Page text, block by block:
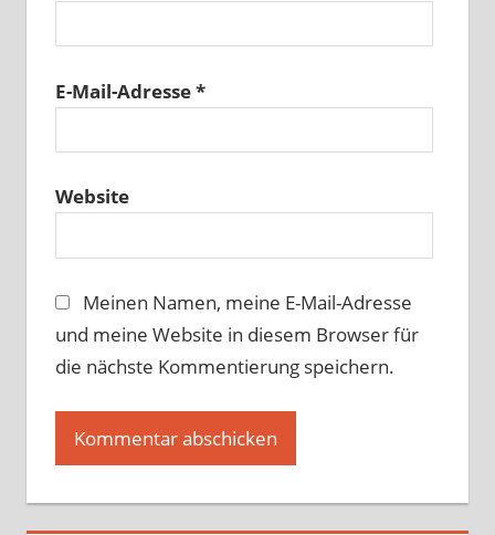
E-Mail-Adresse*
Website
Meinen Namen, meine E-Mail-Adresse
und meine Website in diesem Browser für
die nächste Kommentierung speichern.